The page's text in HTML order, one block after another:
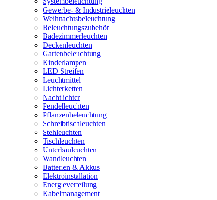
Gewerbe- & Industrieleuchten
Weihnachtsbeleuchtung
Beleuchtungszubehör
Badezimmerleuchten
Deckenleuchten
Gartenbeleuchtung
Kinderlampen
LED Streifen
Leuchtmittel
Lichterketten
Nachtlichter
Pendelleuchten
Pflanzenbeleuchtung
Schreibtischleuchten
Stehleuchten
Tischleuchten
Unterbauleuchten
Wandleuchten
Batterien & Akkus
Elektroinstallation
Energieverteilung
Kabelmanagement